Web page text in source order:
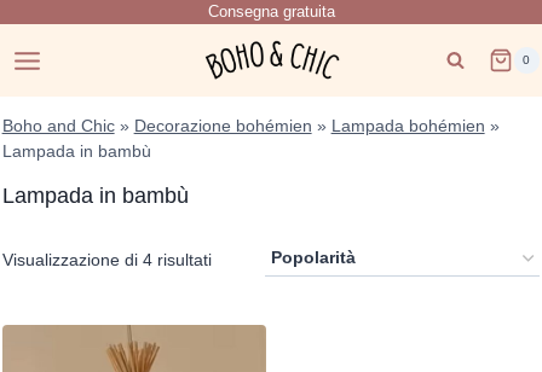
contenuto
Consegna gratuita
0
Boho and Chic» Decorazione bohémien » Lampada bohémien »
Lampada in bambù
Lampada in bambù
Visualizzazione di 4 risultatiPopolarità